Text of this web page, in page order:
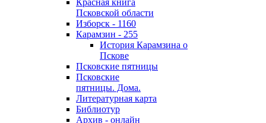
Красная книга
Псковской области
Изборск - 1160
Карамзин - 255
История Карамзина о
Пскове
Псковские пятницы
Псковские
пятницы. Дома.
Литературная карта
Библиотур
Архив - онлайн